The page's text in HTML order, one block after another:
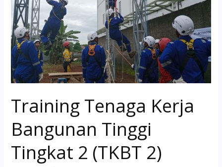
Training Tenaga Kerja
Bangunan Tinggi
Tingkat 2 (TKBT 2)
Tinggi
Tingkat
2
(TKBT
2)